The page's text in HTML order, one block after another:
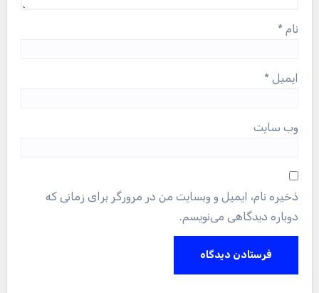
نام *
ایمیل *
وب‌ سایت
ذخیره نام، ایمیل و وبسایت من در مرورگر برای زمانی که
دوباره دیدگاهی می‌نویسم.